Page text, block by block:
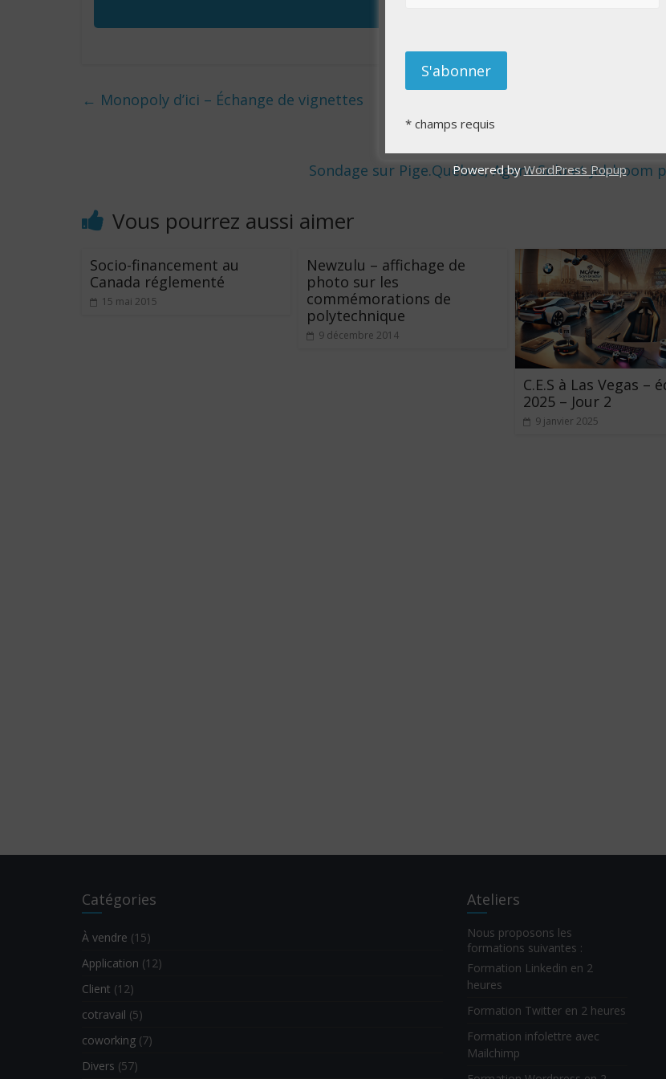
← Monopoly d’ici – Échange de vignettes
Sondage sur Pige.Québec, Agent Solo et Jobboom
Vous pourrez aussi aimer
Socio-financement au
Canada réglementé
15 mai 2015
Newzulu – affichage de
photo sur les
commémorations de
polytechnique
9 décembre 2014
C.E.S à Las Vegas –
2025 – Jour 2
9 janvier 2025
Catégories
À vendre (15)
Application (12)
Client (12)
cotravail (5)
coworking (7)
Divers (57)
Ateliers
Nous proposons les
formations suivantes :
Formation Linkedin en 2
heures
Formation Twitter en 2 heures
Formation infolettre avec
Mailchimp
* champs requis
Powered byWordPress Popup